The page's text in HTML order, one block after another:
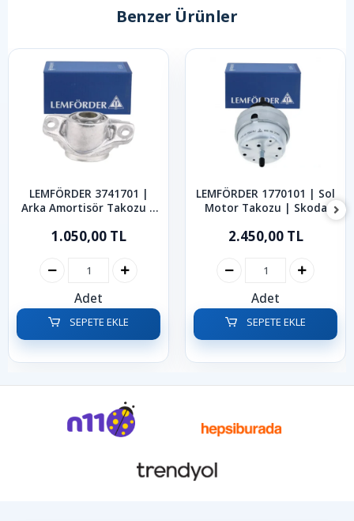
Benzer Ürünler
LEMFÖRDER 3741701 |
Arka Amortisör Takozu |
Karoq 2013-2024
1.050,00 TL
Adet
SEPETE EKLE
LEMFÖRDER 1770101 | Sol
Motor Takozu | Skoda
2001-2008
2.450,00 TL
Adet
SEPETE EKLE